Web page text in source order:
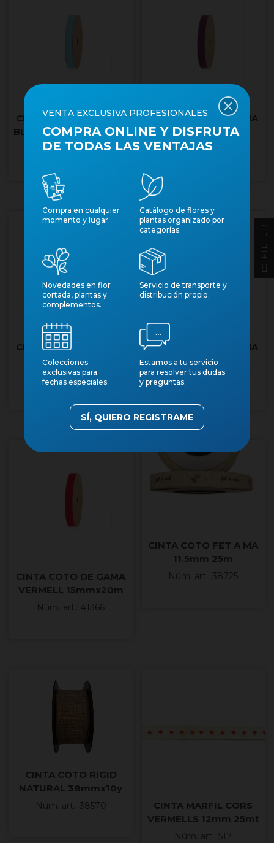
CINTA COTO DE GAMA
BLAU CLAR 15mmx20m
Núm. art.: 41363
CINTA COTO DE GAMA
LILA 15mmx20m
Núm. art.: 41367
CINTA COTO DE GAMA
ROSA 15mmx20m
Núm. art.: 41365
CINTA COTO DE GAMA
VERD PASTEL
15mmx20m
Núm. art.: 41364
CINTA COTO DE GAMA
VERMELL 15mmx20m
Núm. art.: 41366
CINTA COTO FET A MA
11.5mm 25m
Núm. art.: 38725
CINTA COTO RIGID
NATURAL 38mmx10y
Núm. art.: 38570
CINTA MARFIL CORS
VERMELLS 12mm 25mt
COTO
Núm. art.: 517
VENTA EXCLUSIVA PROFESIONALES
COMPRA ONLINE Y DISFRUTA
DE TODAS LAS VENTAJAS
Compra en cualquier
momento y lugar.
Catálogo de flores y
plantas organizado por
categorías.
Novedades en flor
cortada, plantas y
complementos.
Servicio de transporte y
distribución propio.
Colecciones
exclusivas para
fechas especiales.
Estamos a tu servicio
para resolver tus dudas
y preguntas.
SÍ, QUIERO REGISTRAME
FILTER